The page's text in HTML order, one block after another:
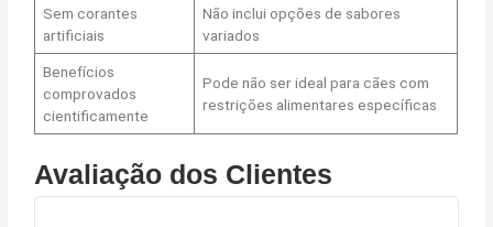
Sem corantes
artificiais
Não inclui opções de sabores
variados
Benefícios
comprovados
cientificamente
Pode não ser ideal para cães com
restrições alimentares específicas
Avaliação dos Clientes